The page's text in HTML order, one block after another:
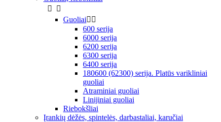


Guoliai 
600 serija
6000 serija
6200 serija
6300 serija
6400 serija
180600 (62300) serija. Platūs varikliniai
guoliai
Atraminiai guoliai
Linijiniai guoliai
Riebokšliai
Įrankių dėžės, spintelės, darbastaliai, karučiai